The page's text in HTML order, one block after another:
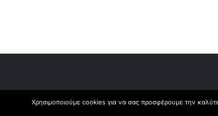
Χρησιμοποιούμε cookies για να σας προσφέρουμε την